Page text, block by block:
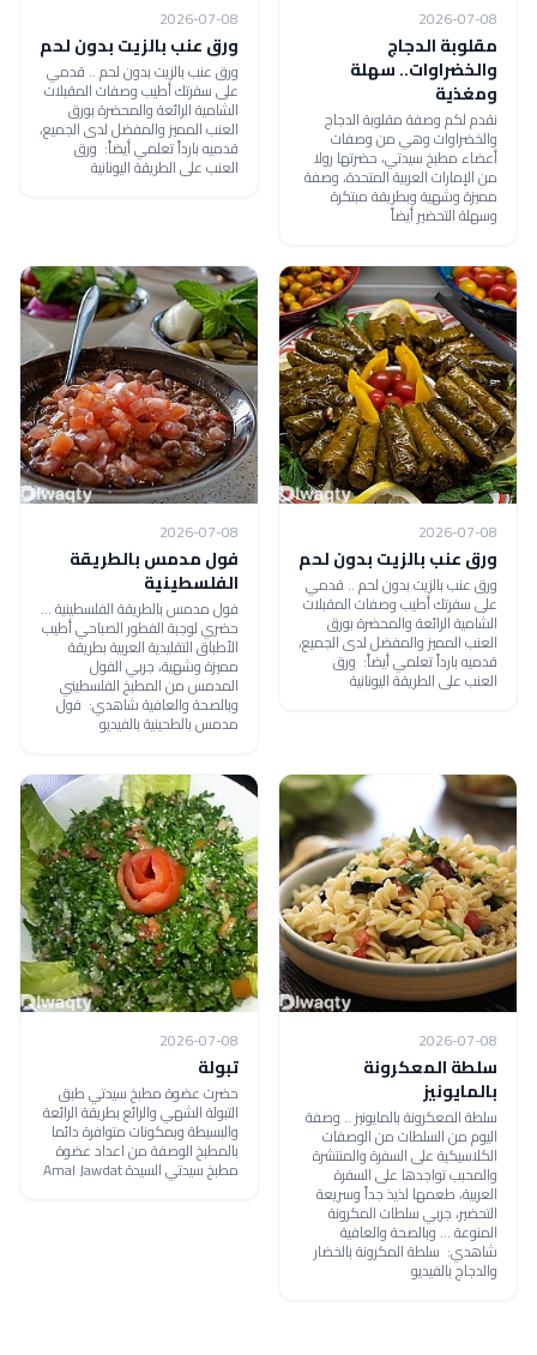
2026-07-08
مقلوبة الدجاج
والخضراوات.. سهلة
ومغذية
نقدم لكم وصفة مقلوبة الدجاج
والخضراوات وهي من وصفات
أعضاء مطبخ سيدتي، حضرتها رولا
من الإمارات العربية المتحدة، وصفة
مميزة وشهية وبطريقة مبتكرة
وسهلة التحضير أيضاً
2026-07-08
ورق عنب بالزيت بدون لحم
ورق عنب بالزيت بدون لحم .. قدمي
على سفرتك أطيب وصفات المقبلات
الشامية الرائعة والمحضرة بورق
العنب المميز والمفضل لدى الجميع،
قدميه بارداً تعلمي أيضاً: ورق
العنب على الطريقة اليونانية
2026-07-08
ورق عنب بالزيت بدون لحم
ورق عنب بالزيت بدون لحم .. قدمي
على سفرتك أطيب وصفات المقبلات
الشامية الرائعة والمحضرة بورق
العنب المميز والمفضل لدى الجميع،
قدميه بارداً تعلمي أيضاً: ورق
العنب على الطريقة اليونانية
2026-07-08
فول مدمس بالطريقة
الفلسطينية
فول مدمس بالطريقة الفلسطينية ...
حضري لوجبة الفطور الصباحي أطيب
الأطباق التقليدية العربية بطريقة
مميزة وشهية، جربي الفول
المدمس من المطبخ الفلسطيني
وبالصحة والعافية شاهدي: فول
مدمس بالطحينية بالفيديو
2026-07-08
سلطة المعكرونة
بالمايونيز
سلطة المعكرونة بالمايونيز .. وصفة
اليوم من السلطات من الوصفات
الكلاسيكية على السفرة والمنتشرة
والمحبب تواجدها على السفرة
العربية، طعمها لذيذ جداً وسريعة
التحضير، جربي سلطات المكرونة
المنوعة ... وبالصحة والعافية
شاهدي: سلطة المكرونة بالخضار
والدجاج بالفيديو
2026-07-08
تبولة
حضرت عضوة مطبخ سيدتي طبق
التبولة الشهي والرائع بطريقة الرائعة
والبسيطة وبمكونات متوافرة دائما
بالمطبخ الوصفة من اعداد عضوة
مطبخ سيدتي السيدة Amal Jawdat